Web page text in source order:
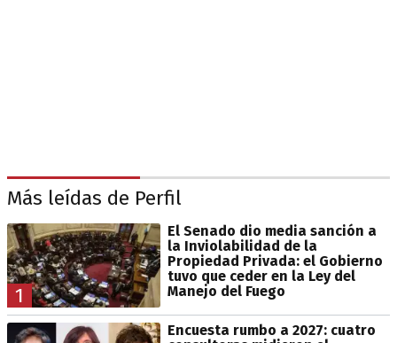
Más leídas de Perfil
1
El Senado dio media sanción a
la Inviolabilidad de la
Propiedad Privada: el Gobierno
tuvo que ceder en la Ley del
Manejo del Fuego
Encuesta rumbo a 2027: cuatro